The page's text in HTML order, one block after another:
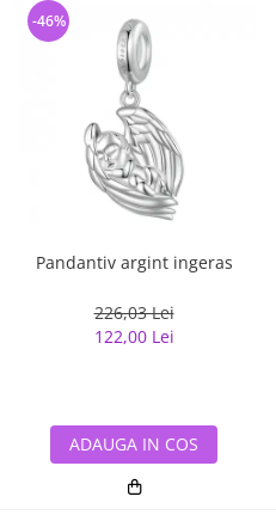
Pandantiv argint ingeras
226,03 Lei
122,00 Lei
-46%
ADAUGA IN COS